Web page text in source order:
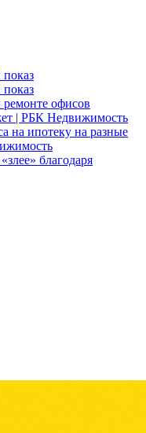
офисов
| РБК Недвижимость
на ипотеку на разные
благодаря